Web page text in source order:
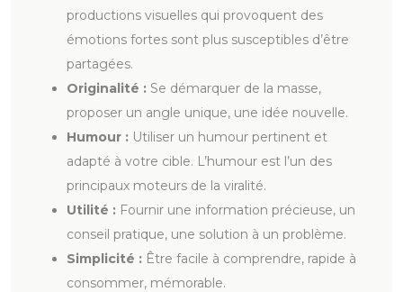
productions visuelles qui provoquent des
émotions fortes sont plus susceptibles d’être
partagées.
Originalité : Se démarquer de la masse,
proposer un angle unique, une idée nouvelle.
Humour : Utiliser un humour pertinent et
adapté à votre cible. L’humour est l’un des
principaux moteurs de la viralité.
Utilité : Fournir une information précieuse, un
conseil pratique, une solution à un problème.
Simplicité : Être facile à comprendre, rapide à
consommer, mémorable.